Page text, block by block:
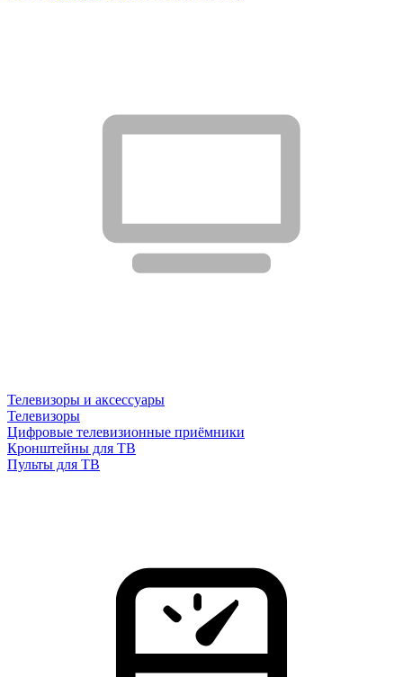
Телевизоры и аксессуары
Телевизоры
Цифровые телевизионные приёмники
Кронштейны для ТВ
Пульты для ТВ